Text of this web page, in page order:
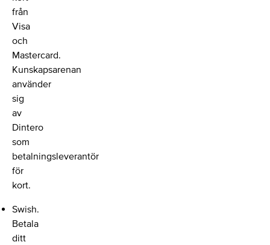
från
Visa
och
Mastercard.
Kunskapsarenan
använder
sig
av
Dintero
som
betalningsleverantör
för
kort.
Swish.
Betala
ditt